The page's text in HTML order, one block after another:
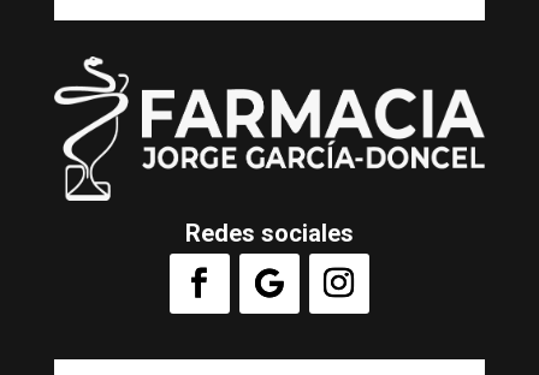
Redes sociales